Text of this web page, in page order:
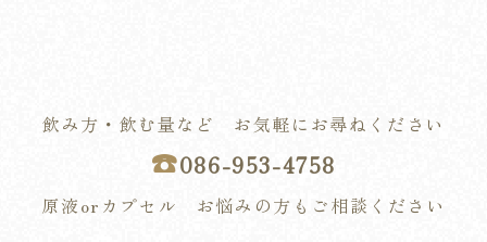
飲み方・飲む量など お気軽にお尋ねください
☎︎086-953-4758
原液orカプセル お悩みの方もご相談ください